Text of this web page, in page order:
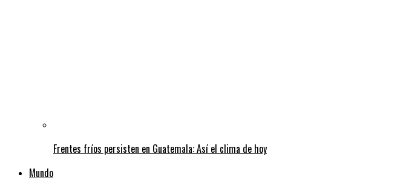
Frentes fríos persisten en Guatemala: Así el clima de hoy
Mundo